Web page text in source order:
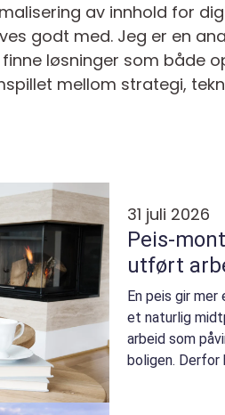
av innhold for
godt med. Jeg er en
løsninger som både
mellom strategi,
31 juli 2026
Peis-
utført
En peis gir mer
et naturlig
arbeid som
boligen. Derfor